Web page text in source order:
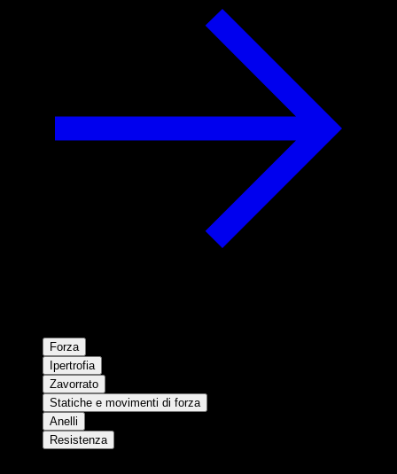
Forza
Ipertrofia
Zavorrato
Statiche e movimenti di forza
Anelli
Resistenza